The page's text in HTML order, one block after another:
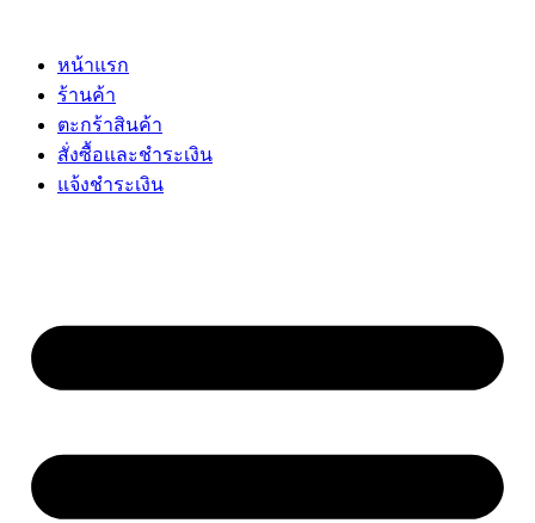
contentหน้าแรก
ร้านค้า
ตะกร้าสินค้า
สั่งซื้อและชำระเงิน
แจ้งชำระเงิน